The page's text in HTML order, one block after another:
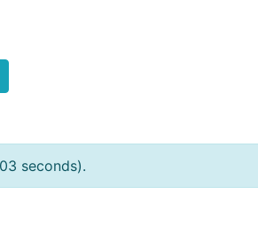
seconds).